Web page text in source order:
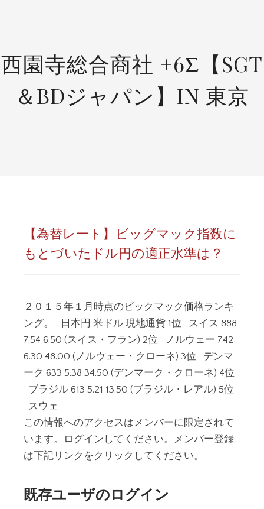
西園寺総合商社 +6Σ【SGT
＆BDジャパン】IN 東京
【為替レート】ビッグマック指数に
もとづいたドル円の適正水準は？
２０１５年１月時点のビックマック価格ランキ
ング。 日本円 米ドル 現地通貨 1位 スイス 888
7.54 6.50 (スイス・フラン) 2位 ノルウェー 742
6.30 48.00 (ノルウェー・クローネ) 3位 デンマ
ーク 633 5.38 34.50 (デンマーク・クローネ) 4位
ブラジル 613 5.21 13.50 (ブラジル・レアル) 5位
スウェ
この情報へのアクセスはメンバーに限定されて
います。ログインしてください。メンバー登録
は下記リンクをクリックしてください。
既存ユーザのログイン